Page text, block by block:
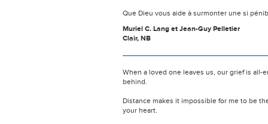
Que Dieu vous aide à surmonter une si
Muriel C. Lang et Jean-Guy Pelletier
Clair, NB
When a loved one leaves us, our grief is
behind.
Distance makes it impossible for me to be
your heart.